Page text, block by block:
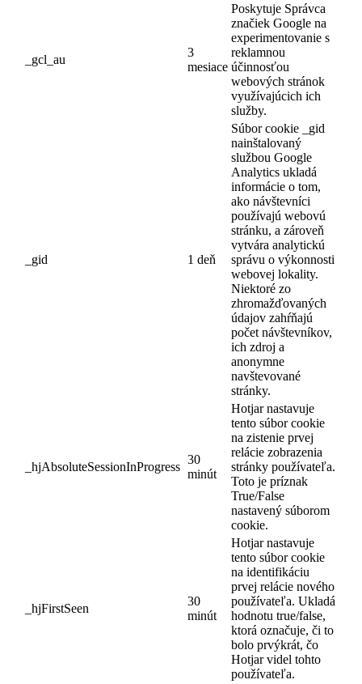
_gcl_au
3
mesiace
Poskytuje Správca
značiek Google na
experimentovanie s
reklamnou
účinnosťou
webových stránok
využívajúcich ich
služby.
_gid 1 deň
Súbor cookie _gid
nainštalovaný
službou Google
Analytics ukladá
informácie o tom,
ako návštevníci
používajú webovú
stránku, a zároveň
vytvára analytickú
správu o výkonnosti
webovej lokality.
Niektoré zo
zhromažďovaných
údajov zahŕňajú
počet návštevníkov,
ich zdroj a
anonymne
navštevované
stránky.
_hjAbsoluteSessionInProgress
30
minút
Hotjar nastavuje
tento súbor cookie
na zistenie prvej
relácie zobrazenia
stránky používateľa.
Toto je príznak
True/False
nastavený súborom
cookie.
_hjFirstSeen
30
minút
Hotjar nastavuje
tento súbor cookie
na identifikáciu
prvej relácie nového
používateľa. Ukladá
hodnotu true/false,
ktorá označuje, či to
bolo prvýkrát, čo
Hotjar videl tohto
používateľa.